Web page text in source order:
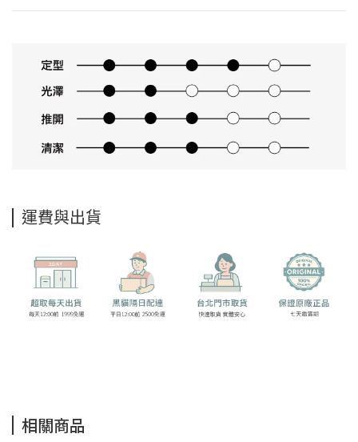
運費與出貨
相關商品